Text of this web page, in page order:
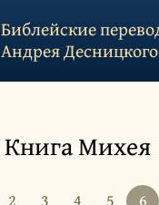
Библейские
Андрея Десницкого
Книга Михея